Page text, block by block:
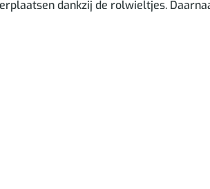
dankzij de rolwieltjes.